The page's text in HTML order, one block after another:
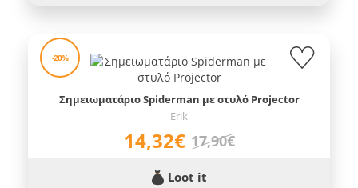
-20%
Σημειωματάριο Spiderman με στυλό Projector
Erik
14,32€ 17,90€
Loot it